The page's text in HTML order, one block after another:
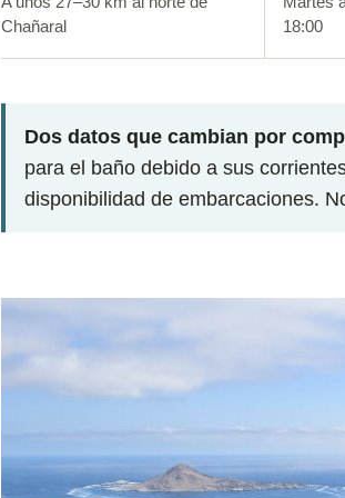
Chañaral
18:00
Dos datos que cambian por
para el baño debido a sus
disponibilidad de embarcaciones.